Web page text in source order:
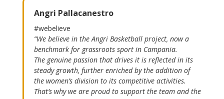
Angri Pallacanestro
#webelieve
“We believe in the Angri Basketball project, now a
benchmark for grassroots sport in Campania.
The genuine passion that drives it is reflected in its
steady growth, further enriched by the addition of
the women’s division to its competitive activities.
That’s why we are proud to support the team and the